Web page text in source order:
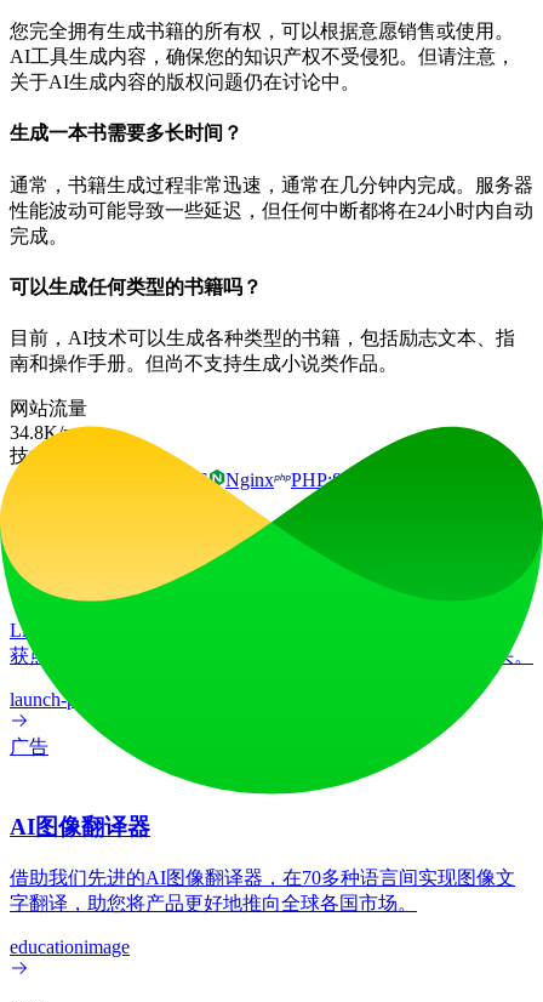
您完全拥有生成书籍的所有权，可以根据意愿销售或使用。
AI工具生成内容，确保您的知识产权不受侵犯。但请注意，
关于AI生成内容的版权问题仍在讨论中。
生成一本书需要多长时间？
通常，书籍生成过程非常迅速，通常在几分钟内完成。服务器
性能波动可能导致一些延迟，但任何中断都将在24小时内自动
完成。
可以生成任何类型的书籍吗？
目前，AI技术可以生成各种类型的书籍，包括励志文本、指
南和操作手册。但尚不支持生成小说类作品。
网站流量
34.8K/mo
技术栈
HSTS Nginx
PHP:8.2.30
LiftOff
LiftOff 是一个面向创客的产品发布平台，用于发布产品、收
获点赞、获得关注，并与热爱未来的社区共同构建发展势头。
launch-platform
广告
AI图像翻译器
借助我们先进的AI图像翻译器，在70多种语言间实现图像文
字翻译，助您将产品更好地推向全球各国市场。
educationimage